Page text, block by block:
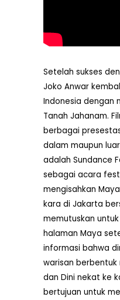
Setelah sukses
Joko Anwar
Indonesia dengan
Tanah Jahanam.
berbagai
dalam maupun
adalah Sundance
sebagai acara
mengisahkan
kara di Jakarta
memutuskan
halaman Maya
informasi bahwa
warisan berbentuk
dan Dini nekat ke
bertujuan untuk